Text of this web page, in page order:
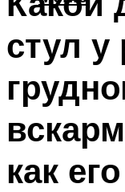
стул у
как